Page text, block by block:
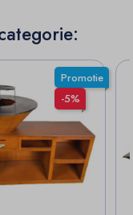
Promotie
-5%